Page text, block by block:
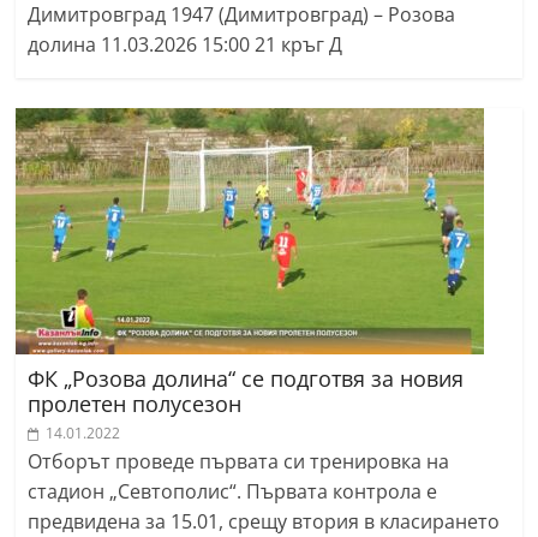
g
a
l
e
r
y
-
a
z
a
n
l
a
k
Димитровград 1947 (Димитровград) – Розова
долина 11.03.2026 15:00 21 кръг Д
ФК „Розова долина“ се подготвя за новия
пролетен полусезон
14.01.2022
Отборът проведе първата си тренировка на
стадион „Севтополис“. Първата контрола е
предвидена за 15.01, срещу втория в класирането